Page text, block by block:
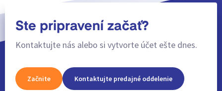
Ste pripravení začať?
Kontaktujte nás alebo si vytvorte účet ešte dnes.
Začnite Kontaktujte predajné oddelenie